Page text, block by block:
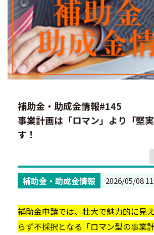
補助金・助成金情報#145
事業計画は「ロマン」より「堅
す！
補助金・助成金情報 2026/05/08
補助金申請では、壮大で魅力的に見
らず不採択となる「ロマン型の事業